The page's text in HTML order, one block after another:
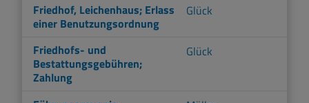
Friedhof, Leichenhaus; Erlass
einer Benutzungsordnung
Glück
Friedhofs- und
Bestattungsgebühren;
Zahlung
Glück